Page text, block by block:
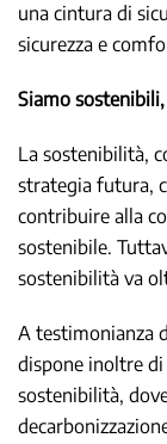
una cintura di
sicurezza e
Siamo
La sostenibilità,
strategia futura,
contribuire alla
sostenibile.
sostenibilità va
A testimonianza
dispone inoltre di
sostenibilità,